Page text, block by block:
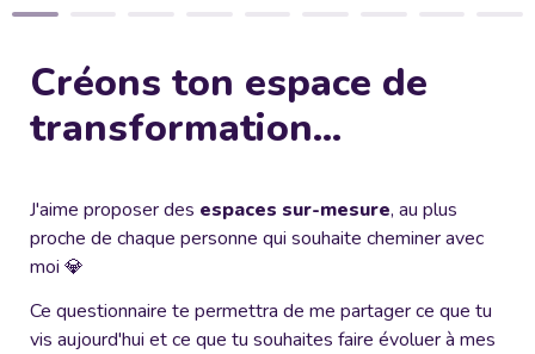
Créons ton espace de
transformation...
J'aime proposer des espaces sur-mesure, au plus
proche de chaque personne qui souhaite cheminer avec
moi 💎
Ce questionnaire te permettra de me partager ce que tu
vis aujourd'hui et ce que tu souhaites faire évoluer à mes